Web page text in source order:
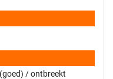
/ ontbreekt